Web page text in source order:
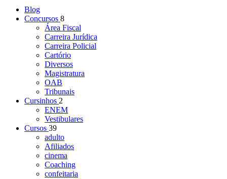
Blog
Concursos 8
Área Fiscal
Carreira Jurídica
Carreira Policial
Cartório
Diversos
Magistratura
OAB
Tribunais
Cursinhos 2
ENEM
Vestibulares
Cursos 39
adulto
Afiliados
cinema
Coaching
confeitaria